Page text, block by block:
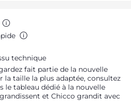
technique
fait partie de la nouvelle
taille la plus adaptée, consultez
le tableau dédié à la nouvelle
et Chicco grandit avec